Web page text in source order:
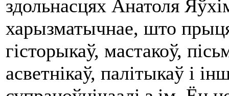
здольнасцях Анатоля
харызматычнае, што
гісторыкаў, мастакоў,
асветнікаў, палітыкаў і